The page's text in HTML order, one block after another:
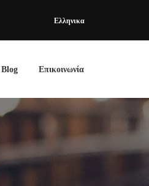
Ελληνικα
Blog Επικοινωνία